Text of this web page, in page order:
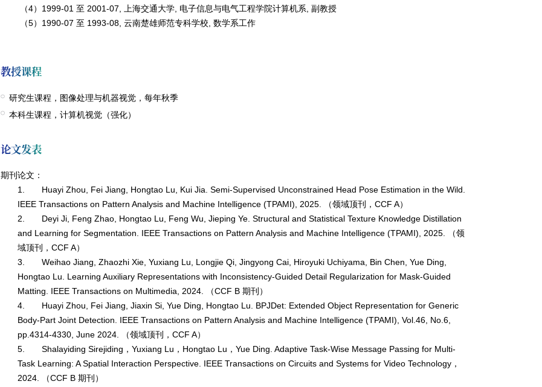
（4）1999-01至 2001-07, 上海交通大学 电子信息与电气工程学院计算机系 ,副教授
（5）1990-07至 1993-08,云南楚雄师范专科学校 ,数学系工作
教授课程
研究生课程，图像处理与机器视觉，每年秋季
本科生课程，计算机视觉（强化）
论文发表
期刊论文：
1.
Huayi Zhou, Fei Jiang, Hongtao Lu, Kui Jia. Semi-Supervised Unconstrained Head Pose Estimation in the Wild.
IEEE Transactions on Pattern Analysis and Machine Intelligence (TPAMI), 2025.
（领域顶刊，CCF A）
2.
Deyi Ji, Feng Zhao, Hongtao Lu, Feng Wu, Jieping Ye. Structural and Statistical Texture Knowledge Distillation
and Learning for Segmentation. IEEE Transactions on Pattern Analysis and Machine Intelligence (TPAMI), 2025.
（领
域顶刊，CCF A）
3.
Weihao Jiang, Zhaozhi Xie, Yuxiang Lu, Longjie Qi, Jingyong Cai, Hiroyuki Uchiyama, Bin Chen, Yue Ding,
Hongtao Lu. Learning Auxiliary Representations with Inconsistency-Guided Detail Regularization for Mask-Guided
Matting. IEEE Transactions on Multimedia, 2024.
（CCF B期刊）
4.
Huayi Zhou, Fei Jiang, Jiaxin Si, Yue Ding, Hongtao Lu. BPJDet: Extended Object Representation for Generic
Body-Part Joint Detection. IEEE Transactions on Pattern Analysis and Machine Intelligence (TPAMI), Vol.46, No.6,
pp.4314-4330, June 2024.
（领域顶刊，CCF A）
5.
Shalayiding Sirejiding ，Yuxiang Lu ， Hongtao Lu ，Yue Ding. Adaptive Task-Wise Message Passing for Multi-
Task Learning: A Spatial Interaction Perspective. IEEE Transactions on Circuits and Systems for Video Technology ，
2024.
（CCF B期刊）